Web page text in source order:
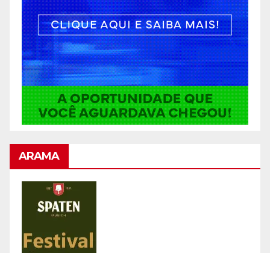
ARAMA